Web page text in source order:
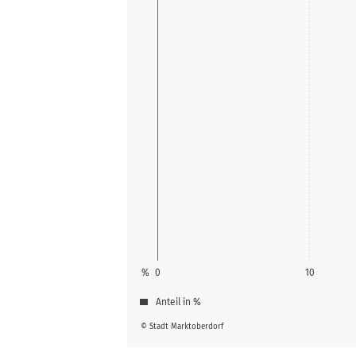
0 10
%
© Stadt Marktoberdorf
Anteil in %